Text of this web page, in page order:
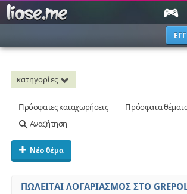
κατηγορίες
Πρόσφατες καταχωρήσεις Πρόσφατα
Αναζήτηση
Νέο θέμα
ΠΩΛΕΙΤΑΙ ΛΟΓΑΡΙΑΣΜΟΣ ΣΤΟ